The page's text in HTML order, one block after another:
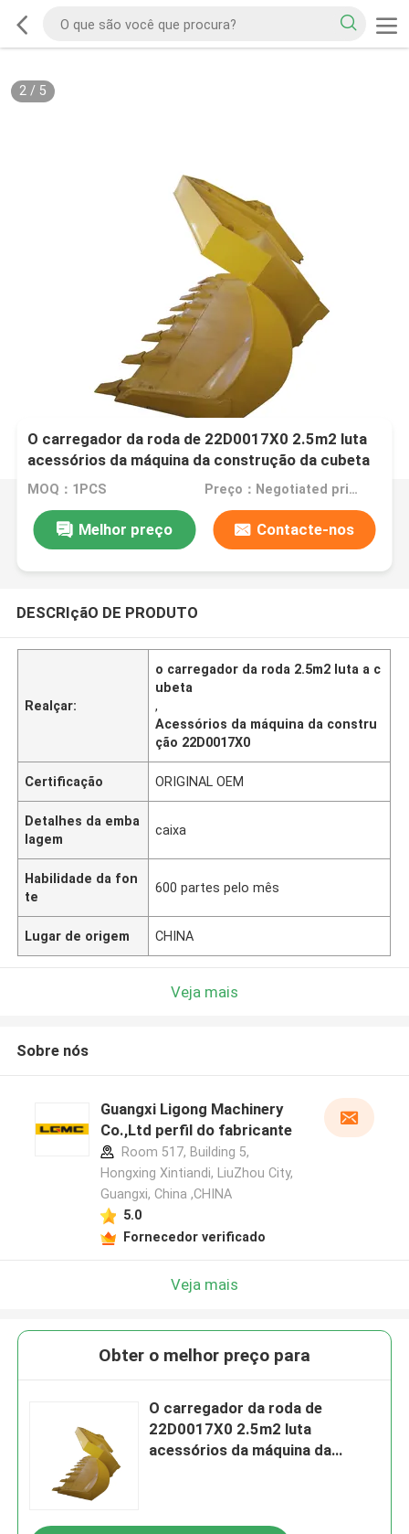
2/ 5
O carregador da roda de 22D0017X0 2.5m2 luta
acessórios da máquina da construção da cubeta
MOQ：1PCS Preço：Negotiated price
Melhor preço Contacte-nos
DESCRIçãO DE PRODUTO
Realçar:
o carregador da roda 2.5m2 luta a c
ubeta
,
Acessórios da máquina da constru
ção 22D0017X0
Certificação ORIGINAL OEM
Detalhes da emba
lagem
caixa
Habilidade da fon
te
600 partes pelo mês
Lugar de origem CHINA
Veja mais
Sobre nós
Guangxi Ligong Machinery
Co.,Ltd perfil do fabricante
Room 517, Building 5,
Hongxing Xintiandi, LiuZhou City,
Guangxi, China ,CHINA
5.0
Fornecedor verificado
Veja mais
Obter o melhor preço para
O carregador da roda de
22D0017X0 2.5m2 luta
acessórios da máquina da